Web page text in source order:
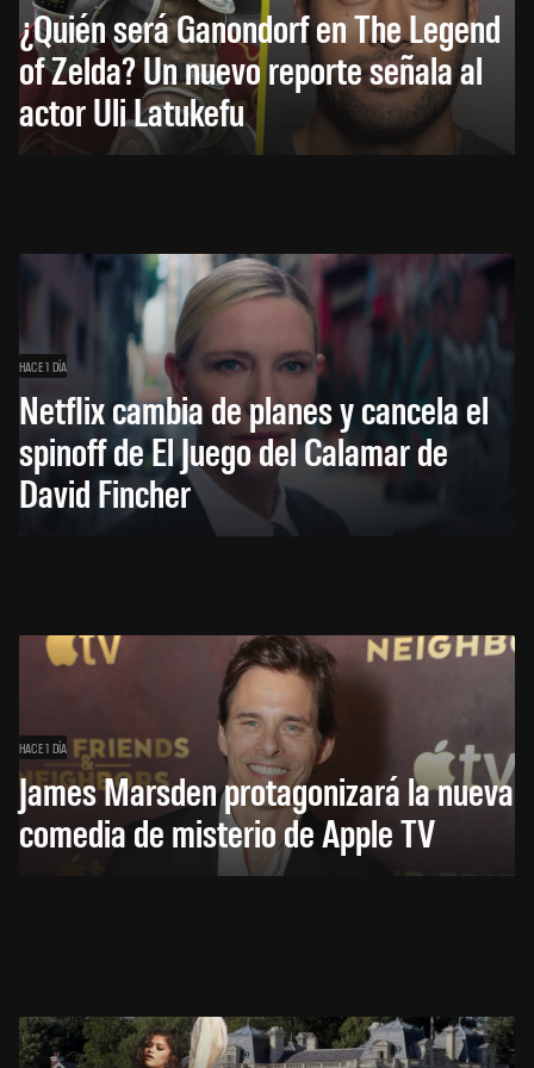
¿Quién será Ganondorf en The Legend
of Zelda? Un nuevo reporte señala al
actor Uli Latukefu
HACE 1 DÍA
Netflix cambia de planes y cancela el
spinoff de El Juego del Calamar de
David Fincher
HACE 1 DÍA
James Marsden protagonizará la nueva
comedia de misterio de Apple TV